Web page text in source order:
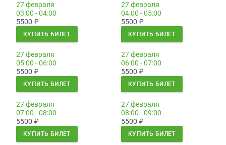
27 февраля
03:00 - 04:00
5500 ₽
КУПИТЬ БИЛЕТ
27 февраля
04:00 - 05:00
5500 ₽
КУПИТЬ БИЛЕТ
27 февраля
05:00 - 06:00
5500 ₽
КУПИТЬ БИЛЕТ
27 февраля
06:00 - 07:00
5500 ₽
КУПИТЬ БИЛЕТ
27 февраля
07:00 - 08:00
5500 ₽
КУПИТЬ БИЛЕТ
27 февраля
08:00 - 09:00
5500 ₽
КУПИТЬ БИЛЕТ